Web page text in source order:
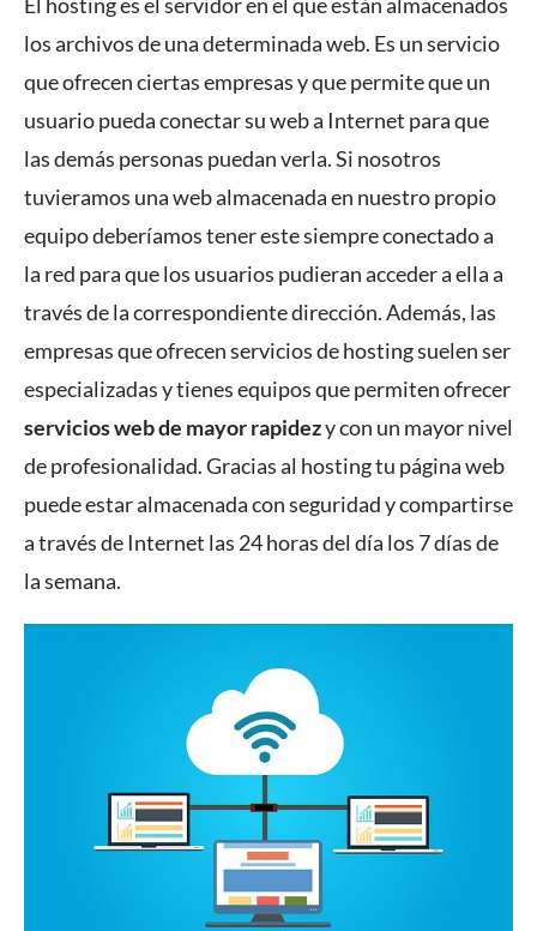
los archivos de una determinada web. Es un servicio
que ofrecen ciertas empresas y que permite que un
usuario pueda conectar su web a Internet para que
las demás personas puedan verla. Si nosotros
tuvieramos una web almacenada en nuestro propio
equipo deberíamos tener este siempre conectado a
la red para que los usuarios pudieran acceder a ella a
través de la correspondiente dirección. Además, las
empresas que ofrecen servicios de hosting suelen ser
especializadas y tienes equipos que permiten ofrecer
servicios web de mayor rapidezy con un mayor nivel
de profesionalidad. Gracias al hosting tu página web
puede estar almacenada con seguridad y compartirse
a través de Internet las 24 horas del día los 7 días de
la semana.